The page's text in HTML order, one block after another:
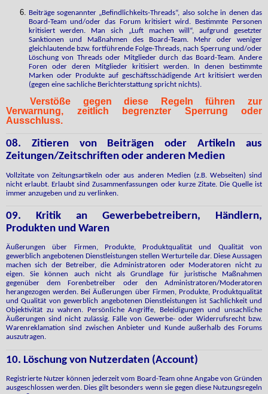
Beiträge sogenannter „Befindlichkeits-Threads“, also solche in denen das
Board-Team und/oder das Forum kritisiert wird. Bestimmte Personen
kritisiert werden. Man sich „Luft machen will“, aufgrund gesetzter
Sanktionen und Maßnahmen des Board-Team. Mehr oder weniger
gleichlautende bzw. fortführende Folge-Threads, nach Sperrung und/oder
Löschung von Threads oder Mitglieder durch das Board-Team. Andere
Foren oder deren Mitglieder kritisiert werden. In denen bestimmte
Marken oder Produkte auf geschäftsschädigende Art kritisiert werden
(gegen eine sachliche Berichterstattung spricht nichts).
Verstöße gegen diese Regeln führen zur
Verwarnung, zeitlich begrenzter Sperrung oder
Ausschluss.
08. Zitieren von Beiträgen oder Artikeln aus
Zeitungen/Zeitschriften oder anderen Medien
Vollzitate von Zeitungsartikeln oder aus anderen Medien (z.B. Webseiten) sind
nicht erlaubt. Erlaubt sind Zusammenfassungen oder kurze Zitate. Die Quelle ist
immer anzugeben und zu verlinken.
09. Kritik an Gewerbebetreibern, Händlern,
Produkten und Waren
Äußerungen über Firmen, Produkte, Produktqualität und Qualität von
gewerblich angebotenen Dienstleistungen stellen Werturteile dar. Diese Aussagen
machen sich der Betreiber, die Administratoren oder Moderatoren nicht zu
eigen. Sie können auch nicht als Grundlage für juristische Maßnahmen
gegenüber dem Forenbetreiber oder den Administratoren/Moderatoren
herangezogen werden. Bei Äußerungen über Firmen, Produkte, Produktqualität
und Qualität von gewerblich angebotenen Dienstleistungen ist Sachlichkeit und
Objektivität zu wahren. Persönliche Angriffe, Beleidigungen und unsachliche
Äußerungen sind nicht zulässig. Fälle von Gewerbe- oder Widerrufsrecht bzw.
Warenreklamation sind zwischen Anbieter und Kunde außerhalb des Forums
auszutragen.
10. Löschung von Nutzerdaten (Account)
Registrierte Nutzer können jederzeit vom Board-Team ohne Angabe von Gründen
ausgeschlossen werden. Dies gilt besonders wenn sie gegen diese Nutzungsregeln